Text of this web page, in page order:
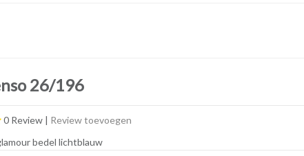
26/196
0 Review | Review toevoegen
bedel lichtblauw